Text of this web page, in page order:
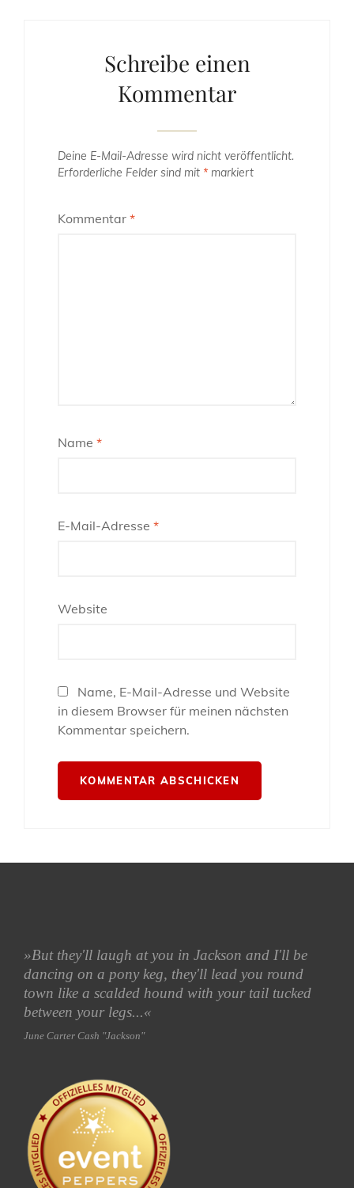
Schreibe einen
Kommentar
Deine E-Mail-Adresse wird nicht veröffentlicht.
Erforderliche Felder sind mit * markiert
Kommentar *
Name *
E-Mail-Adresse *
Website
Name, E-Mail-Adresse und Website
in diesem Browser für meinen nächsten
Kommentar speichern.
»But they'll laugh at you in Jackson and I'll be
dancing on a pony keg, they'll lead you round
town like a scalded hound with your tail tucked
between your legs...«
June Carter Cash "Jackson"